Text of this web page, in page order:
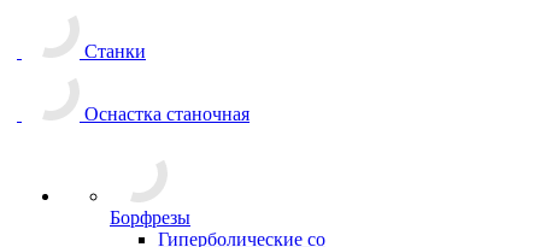
Станки
Оснастка станочная
Борфрезы
Гиперболические cо